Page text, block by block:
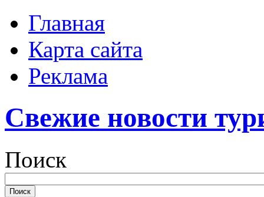
Главная
Карта сайта
Реклама
Свежие новости
Поиск